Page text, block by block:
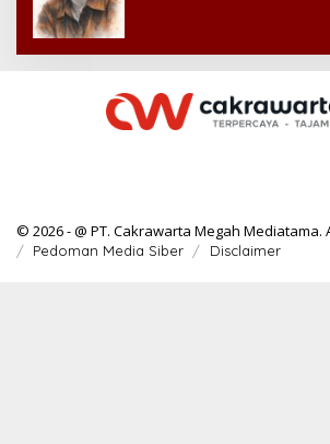
© 2026 - @ PT. Cakrawarta Megah Mediatama.
Pedoman Media Siber Disclaimer